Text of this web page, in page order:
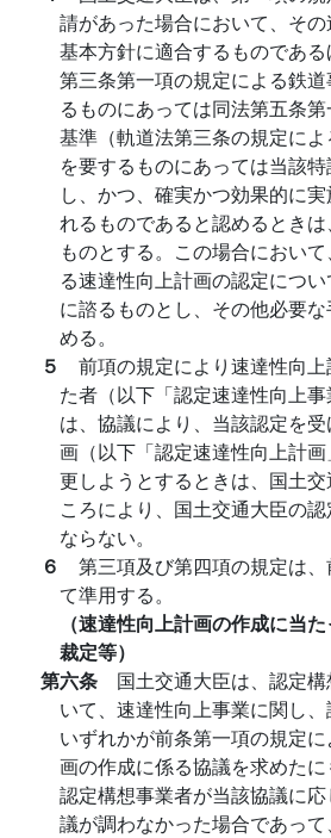
請があった場合において、そ
基本方針に適合するものであ
第三条第一項の規定による鉄
るものにあっては同法第五条
基準（軌道法第三条の規定に
を要するものにあっては当該
し、かつ、確実かつ効果的に
れるものであると認めるとき
ものとする。この場合におい
る速達性向上計画の認定につ
に諮るものとし、その他必要
める。
５ 前項の規定により速達性向
た者（以下「認定速達性向上事
は、協議により、当該認定を
画（以下「認定速達性向上計
更しようとするときは、国土
ころにより、国土交通大臣の
ならない。
６ 第三項及び第四項の規定は
て準用する。
（速達性向上計画の作成に当
裁定等）
第六条 国土交通大臣は、認定
いて、速達性向上事業に関し
いずれかが前条第一項の規定
画の作成に係る協議を求めた
認定構想事業者が当該協議に
議が調わなかった場合であっ